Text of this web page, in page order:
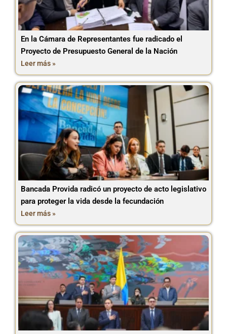
En la Cámara de Representantes fue radicado el
Proyecto de Presupuesto General de la Nación
Leer más »
Bancada Provida radicó un proyecto de acto legislativo
para proteger la vida desde la fecundación
Leer más »